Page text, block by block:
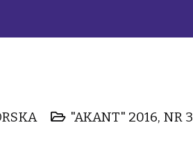
"AKANT" 2016, NR 3